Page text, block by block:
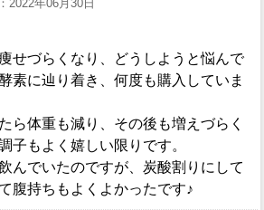
2022年06月30日
せづらくなり、どうしようと悩んで
素に辿り着き、何度も購入していま
ら体重も減り、その後も増えづらく
子もよく嬉しい限りです。
んでいたのですが、炭酸割りにして
腹持ちもよくよかったです♪